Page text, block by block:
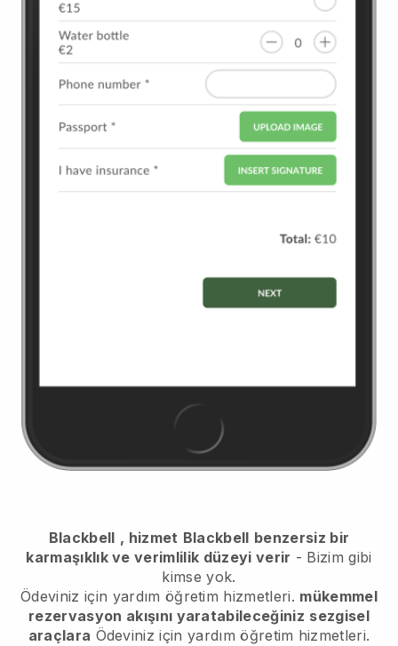
Blackbell , hizmet Blackbell benzersiz bir
karmaşıklık ve verimlilik düzeyi verir - Bizim gibi
kimse yok.
Ödeviniz için yardım öğretim hizmetleri. mükemmel
rezervasyon akışını yaratabileceğiniz sezgisel
araçlara Ödeviniz için yardım öğretim hizmetleri.